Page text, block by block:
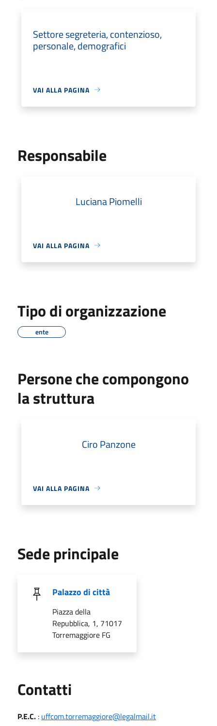
Settore segreteria, contenzioso,
personale, demografici
VAI ALLA PAGINA
Responsabile
Luciana Piomelli
VAI ALLA PAGINA
Tipo di organizzazione
ente
Persone che compongono
la struttura
Ciro Panzone
VAI ALLA PAGINA
Sede principale
Palazzo di città
Piazza della
Repubblica, 1, 71017
Torremaggiore FG
Contatti
P.E.C. : uffcom.torremaggiore@legalmail.it